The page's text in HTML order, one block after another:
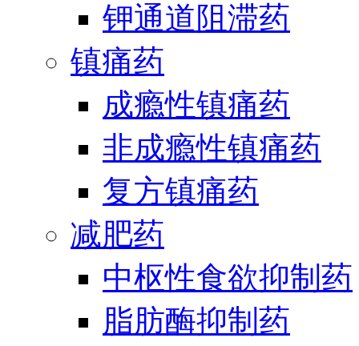
钾通道阻滞药
镇痛药
成瘾性镇痛药
非成瘾性镇痛药
复方镇痛药
减肥药
中枢性食欲抑制药
脂肪酶抑制药